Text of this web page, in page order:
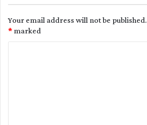
Your email address will not be published.
marked
*